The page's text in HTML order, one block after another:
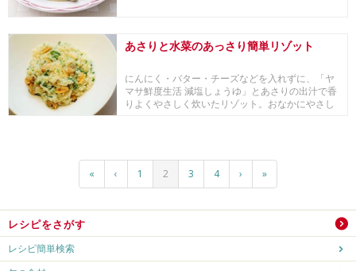
あさりと水菜のあっさり簡単リゾット
にんにく・バター・チーズなどを入れずに、「ヤ
マサ鮮度生活 減塩しょうゆ」とあさりの出汁で香
りよくやさしく炊いたリゾット。おなかにやさし
« ‹ 1 2 3 4 › »
レシピをさがす
レシピ簡単検索